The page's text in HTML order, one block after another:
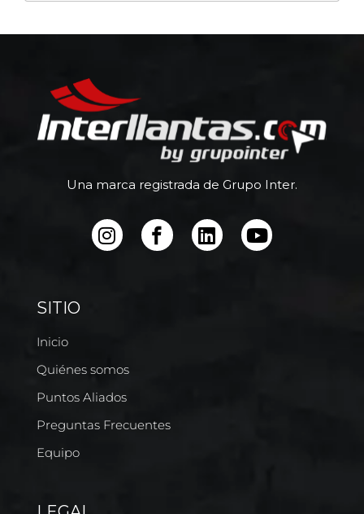
Una marca registrada de Grupo Inter.
SITIO
Inicio
Quiénes somos
Puntos Aliados
Preguntas Frecuentes
Equipo